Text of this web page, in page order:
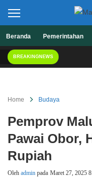
Malut Express
Beranda Pemerintahan
BREAKINGNEWS
Home Budaya
Pemprov
Pawai Obor,
Rupiah
Oleh admin pada Maret 27, 2025